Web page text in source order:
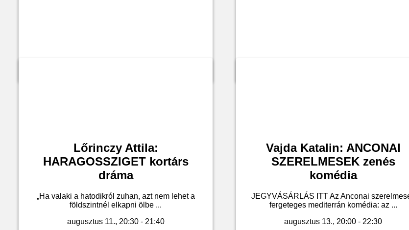
Lőrinczy Attila:
HARAGOSSZIGET kortárs
dráma
„Ha valaki a hatodikról zuhan, azt nem lehet a
földszintnél elkapni ölbe ...
augusztus 11., 20:30 - 21:40
Vajda Katalin: ANCONAI
SZERELMESEK zenés
komédia
JEGYVÁSÁRLÁS ITT Az Anconai
fergeteges mediterrán komédia: az ...
augusztus 13., 20:00 - 22:30